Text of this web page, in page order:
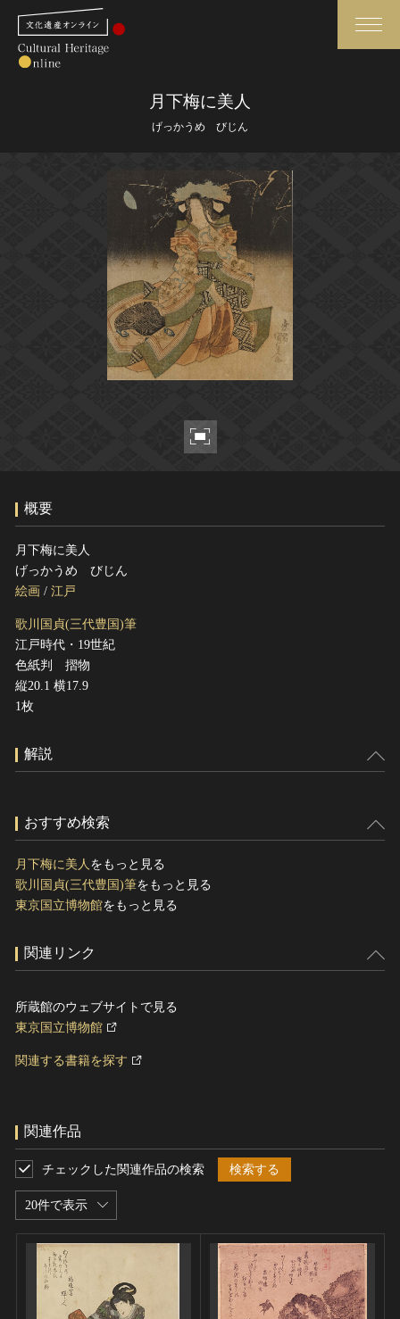
さらに詳細検索
世界遺産と無形文化遺産
全国の美術館・博物館
媒体資料・関連記事等
博物館、美術館の皆さまへ
文化庁よりご挨拶
今月のみどころ
お知らせ一覧
このサイトについて
サイトのご意見はこちら
文化遺産データベース
月下梅に美人
げっかうめ びじん
概要
月下梅に美人
げっかうめ びじん
絵画 / 江戸
歌川国貞(三代豊国)筆
江戸時代・19世紀
色紙判 摺物
縦20.1 横17.9
1枚
解説
おすすめ検索
月下梅に美人 をもっと見る
歌川国貞(三代豊国)筆をもっと見る
東京国立博物館をもっと見る
関連リンク
所蔵館のウェブサイトで見る
東京国立博物館
関連する書籍を探す
関連作品
20件で表示
チェックした関連作品の検索 検索する